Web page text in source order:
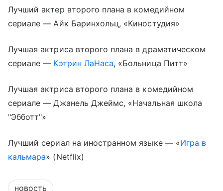
Лучший актер второго плана в комедийном
сериале — Айк Баринхольц, «Киностудия»
Лучшая актриса второго плана в драматическом
сериале — Кэтрин ЛаНаса, «Больница Питт»
Лучшая актриса второго плана в комедийном
сериале — Джанель Джеймс, «Начальная школа
"Эбботт"»
Лучший сериал на иностранном языке — «Игра в
кальмара» (Netflix)
новость